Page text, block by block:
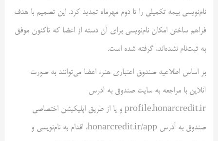
نام‌نویسی بیمه تکمیلی را تا دوم مهرماه تمدید کرد. این تصمیم با هدف
فراهم ساختن امکان نام‌نویسی برای آن دسته از اعضا که تاکنون موفق
به ثبت‌نام نشده‌اند، گرفته شده است.
بر اساس اطلاعیه صندوق اعتباری هنر، اعضا می‌توانند به صورت
آنلاین با مراجعه به سایت صندوق به آدرس
profile.honarcredit.ir و یا از طریق اپلیکیشن اختصاصی
صندوق به آدرس honarcredit.ir/app، اقدام به نام‌نویسی و